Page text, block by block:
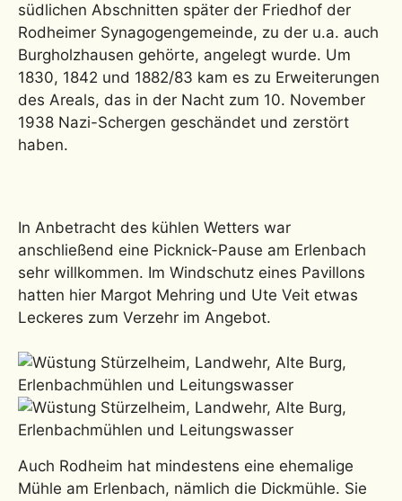
südlichen Abschnitten später der Friedhof der
Rodheimer Synagogengemeinde, zu der u.a. auch
Burgholzhausen gehörte, angelegt wurde. Um
1830, 1842 und 1882/83 kam es zu Erweiterungen
des Areals, das in der Nacht zum 10. November
1938 Nazi-Schergen geschändet und zerstört
haben.
In Anbetracht des kühlen Wetters war
anschließend eine Picknick-Pause am Erlenbach
sehr willkommen. Im Windschutz eines Pavillons
hatten hier Margot Mehring und Ute Veit etwas
Leckeres zum Verzehr im Angebot.
Auch Rodheim hat mindestens eine ehemalige
Mühle am Erlenbach, nämlich die Dickmühle. Sie